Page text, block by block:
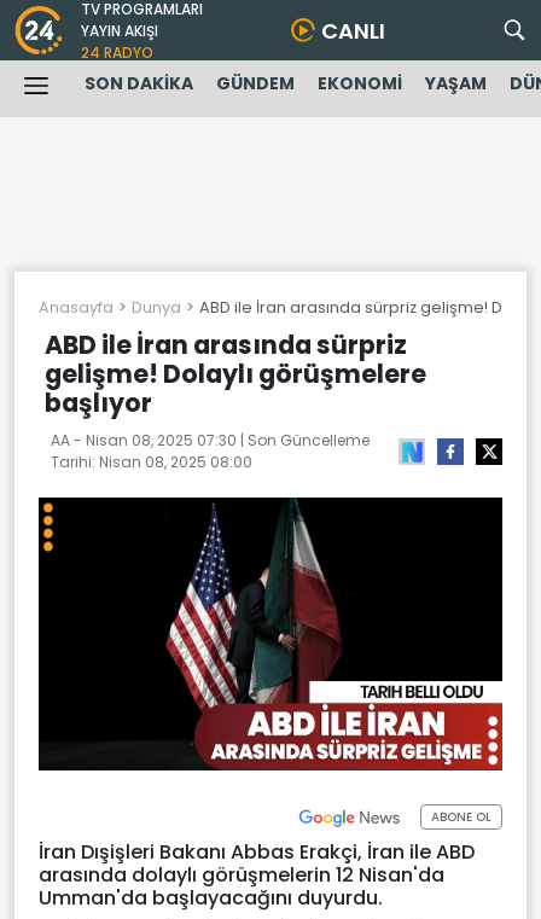
TV PROGRAMLARI
YAYIN AKIŞI
24 RADYO
CANLI
SON DAKİKA GÜNDEM EKONOMİ YAŞAM
Anasayfa Dunya ABD ile İran arasında sürpriz gelişme!
ABD ile İran arasında sürpriz
gelişme! Dolaylı görüşmelere
başlıyor
AA - Nisan 08, 2025 07:30 | Son Güncelleme
Tarihi: Nisan 08, 2025 08:00
ABONE OL
İran Dışişleri Bakanı Abbas Erakçi, İran ile ABD
arasında dolaylı görüşmelerin 12 Nisan'da
Umman'da başlayacağını duyurdu.